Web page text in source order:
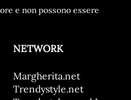
e non possono essere
NETWORK
Margherita.net
Trendystyle.net